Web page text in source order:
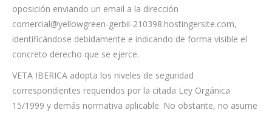
oposición enviando un email a la dirección
comercial@yellowgreen-gerbil-210398.hostingersite.com,
identificándose debidamente e indicando de forma visible el
concreto derecho que se ejerce.
VETA IBERICA adopta los niveles de seguridad
correspondientes requeridos por la citada Ley Orgánica
15/1999 y demás normativa aplicable. No obstante, no asume